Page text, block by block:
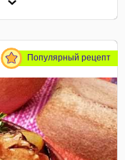
Популярный рецепт